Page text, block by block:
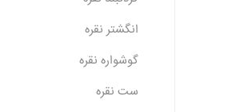
انگشتر نقره
گوشواره نقره
ست نقره